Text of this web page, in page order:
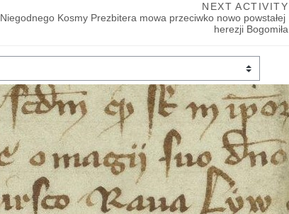
NEXT ACTIVITY
Niegodnego Kosmy Prezbitera mowa przeciwko nowo powstałej
herezji Bogomiła